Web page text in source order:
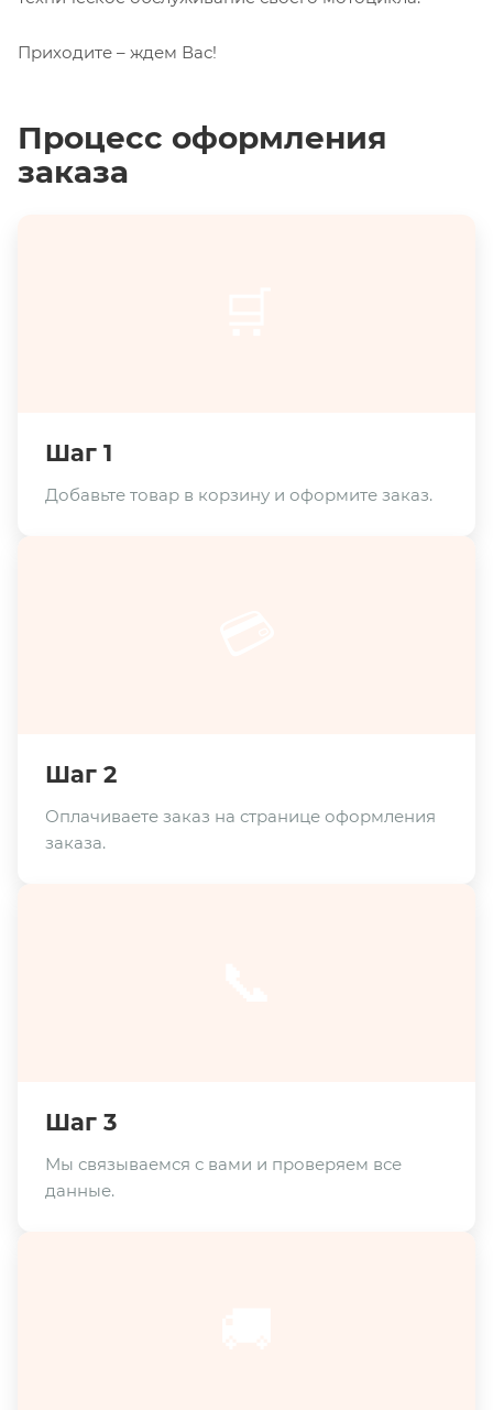
Приходите – ждем Вас!
Процесс оформления
заказа
Шаг 1
Добавьте товар в корзину и оформите заказ.
Шаг 2
Оплачиваете заказ на странице оформления
заказа.
Шаг 3
Мы связываемся с вами и проверяем все
данные.